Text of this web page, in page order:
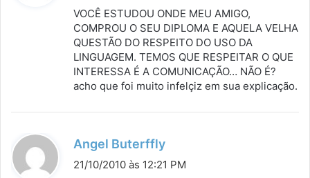
s
e
:
VOCÊ ESTUDOU ONDE MEU AMIGO,
COMPROU O SEU DIPLOMA E AQUELA VELHA
QUESTÃO DO RESPEITO DO USO DA
LINGUAGEM. TEMOS QUE RESPEITAR O QUE
INTERESSA É A COMUNICAÇÃO… NÃO É?
acho que foi muito infelçiz em sua explicação.
Angel Buterffly
i
21/10/2010 às 12:21 PM